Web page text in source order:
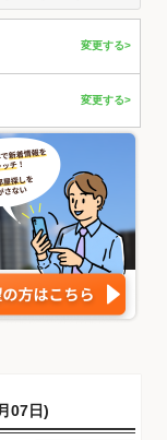
変更する>
変更する>
07日)